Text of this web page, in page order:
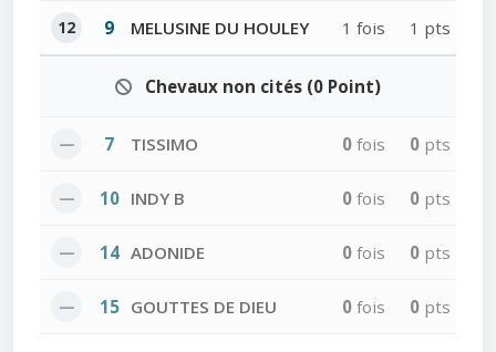
12 9 MELUSINE DU HOULEY 1 fois 1 pts
Chevaux non cités (0 Point)
— 7 TISSIMO 0 fois 0 pts
— 10 INDY B 0 fois 0 pts
— 14 ADONIDE 0 fois 0 pts
— 15 GOUTTES DE DIEU 0 fois 0 pts